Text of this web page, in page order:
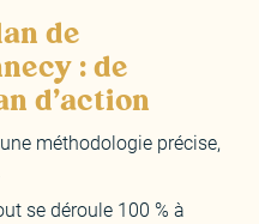
de
: de
d'action
méthodologie précise,
se déroule 100 % à